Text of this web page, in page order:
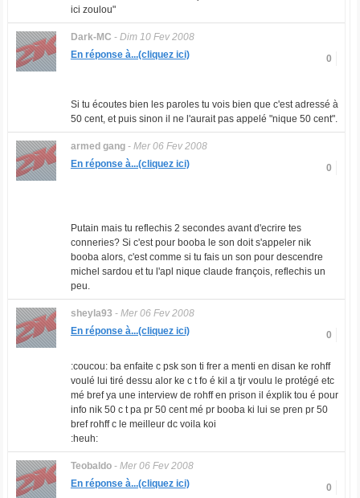
ici zoulou"
Dark-MC - Dim 10 Fev 2008
0
En réponse à...(cliquez ici)
Si tu écoutes bien les paroles tu vois bien que c'est adressé à
50 cent, et puis sinon il ne l'aurait pas appelé "nique 50 cent".
armed gang- Mer 06 Fev 2008
0
En réponse à...(cliquez ici)
Putain mais tu reflechis 2 secondes avant d'ecrire tes
conneries? Si c'est pour booba le son doit s'appeler nik
booba alors, c'est comme si tu fais un son pour descendre
michel sardou et tu l'apl nique claude françois, reflechis un
peu.
sheyla93 - Mer 06 Fev 2008
0
En réponse à...(cliquez ici)
:coucou: ba enfaite c psk son ti frer a menti en disan ke rohff
voulé lui tiré dessu alor ke c t fo é kil a tjr voulu le protégé etc
mé bref ya une interview de rohff en prison il éxplik tou é pour
info nik 50 c t pa pr 50 cent mé pr booba ki lui se pren pr 50
bref rohff c le meilleur dc voila koi
:heuh:
Teobaldo- Mer 06 Fev 2008
0
En réponse à...(cliquez ici)